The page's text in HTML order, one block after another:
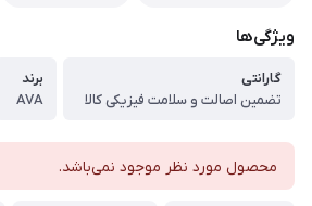
ویژگی‌ها
گارانتی
تضمین اصالت و سلامت فیزیکی کالا
برند
AVA
محصول مورد نظر موجود نمی‌باشد.